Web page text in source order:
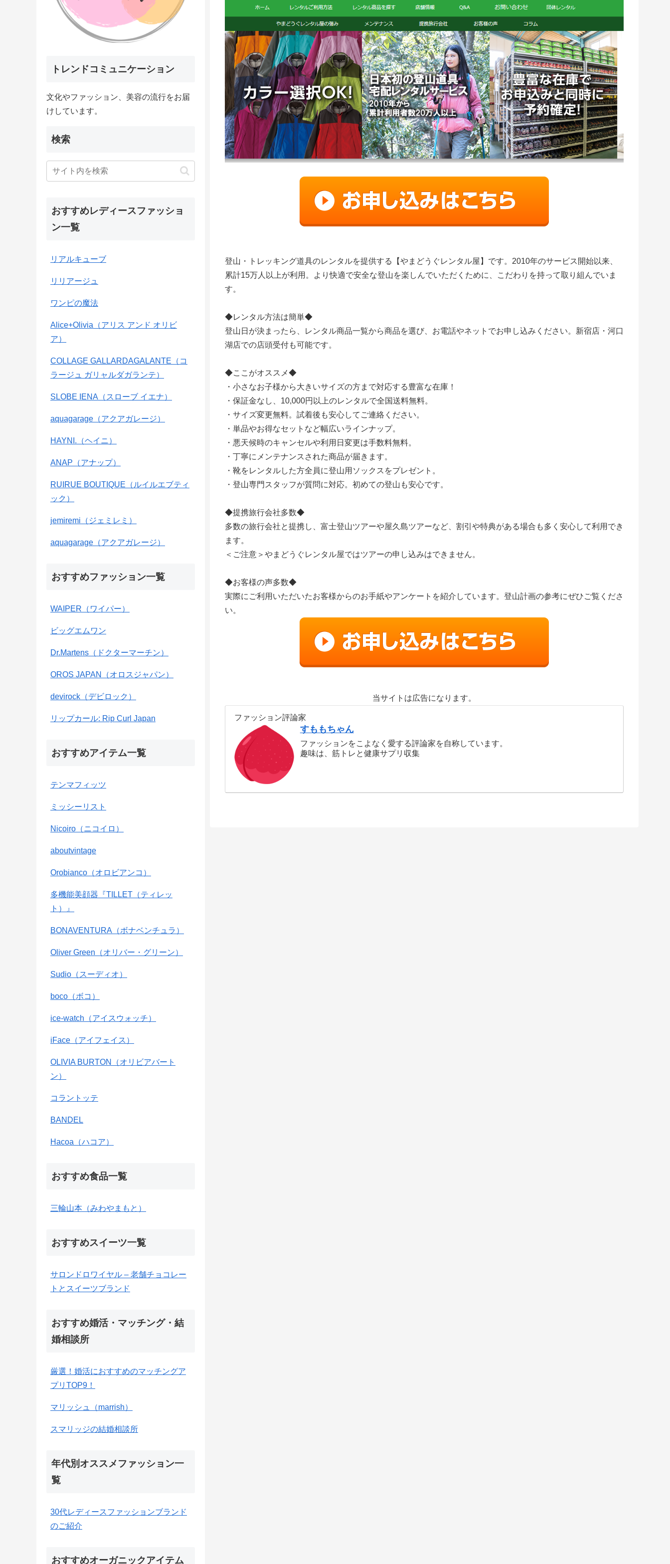
登山・トレッキング道具のレンタルを提供する【やまどうぐレンタル屋】です。2010年のサービス開始以来、
累計15万人以上が利用。より快適で安全な登山を楽しんでいただくために、こだわりを持って取り組んでいま
す。
◆レンタル方法は簡単◆
登山日が決まったら、レンタル商品一覧から商品を選び、お電話やネットでお申し込みください。新宿店・河口
湖店での店頭受付も可能です。
◆ここがオススメ◆
・小さなお子様から大きいサイズの方まで対応する豊富な在庫！
・保証金なし、10,000円以上のレンタルで全国送料無料。
・サイズ変更無料。試着後も安心してご連絡ください。
・単品やお得なセットなど幅広いラインナップ。
・悪天候時のキャンセルや利用日変更は手数料無料。
・丁寧にメンテナンスされた商品が届きます。
・靴をレンタルした方全員に登山用ソックスをプレゼント。
・登山専門スタッフが質問に対応。初めての登山も安心です。
◆提携旅行会社多数◆
多数の旅行会社と提携し、富士登山ツアーや屋久島ツアーなど、割引や特典がある場合も多く安心して利用でき
ます。
＜ご注意＞やまどうぐレンタル屋ではツアーの申し込みはできません。
◆お客様の声多数◆
実際にご利用いただいたお客様からのお手紙やアンケートを紹介しています。登山計画の参考にぜひご覧くださ
い。
当サイトは広告になります。
ファッション評論家
すももちゃん
ファッションをこよなく愛する評論家を自称しています。
趣味は、筋トレと健康サプリ収集
トレンドコミュニケーション
文化やファッション、美容の流行をお届
けしています。
検索
おすすめレディースファッショ
ン一覧
リアルキューブ
リリアージュ
ワンピの魔法
Alice+Olivia（アリス アンド オリビ
ア）
COLLAGE GALLARDAGALANTE（コ
ラージュ ガリャルダガランテ）
SLOBE IENA（スローブ イエナ）
aquagarage（アクアガレージ）
HAYNI.（ヘイニ）
ANAP（アナップ）
RUIRUE BOUTIQUE（ルイルエブティ
ック）
jemiremi（ジェミレミ）
aquagarage（アクアガレージ）
おすすめファッション一覧
WAIPER（ワイパー）
ビッグエムワン
Dr.Martens（ドクターマーチン）
OROS JAPAN（オロスジャパン）
devirock（デビロック）
リップカール: Rip Curl Japan
おすすめアイテム一覧
テンマフィッツ
ミッシーリスト
Nicoiro（ニコイロ）
aboutvintage
Orobianco（オロビアンコ）
多機能美顔器『TILLET（ティレッ
ト）』
BONAVENTURA（ボナベンチュラ）
Oliver Green（オリバー・グリーン）
Sudio（スーディオ）
boco（ボコ）
ice-watch（アイスウォッチ）
iFace（アイフェイス）
OLIVIA BURTON（オリビアバート
ン）
コラントッテ
BANDEL
Hacoa（ハコア）
おすすめ食品一覧
三輪山本（みわやまもと）
おすすめスイーツ一覧
サロンドロワイヤル – 老舗チョコレー
トとスイーツブランド
おすすめ婚活・マッチング・結
婚相談所
厳選！婚活におすすめのマッチングア
プリTOP9！
マリッシュ（marrish）
スマリッジの結婚相談所
年代別オススメファッション一
覧
30代レディースファッションブランド
のご紹介
おすすめオーガニックアイテム